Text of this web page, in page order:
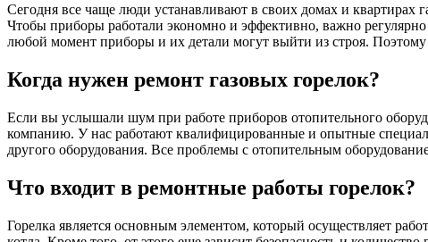
Сегодня все чаще люди устанавливают в своих домах и квартирах
Чтобы приборы работали экономно и эффективно, важно
любой момент приборы и их детали могут выйти из строя.
Когда нужен ремонт газовых горелок?
Если вы услышали шум при работе приборов отопительного
компанию. У нас работают квалифицированные и опытные
другого оборудования. Все проблемы с отопительным
Что входит в ремонтные работы горелок?
Горелка является основным элементом, который осуществляет